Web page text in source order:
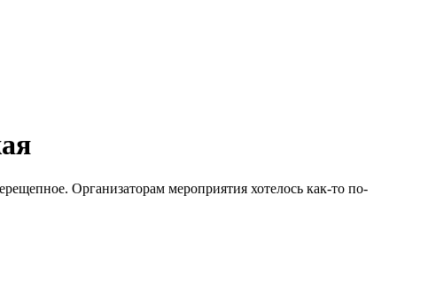
Организаторам мероприятия хотелось как-то по-